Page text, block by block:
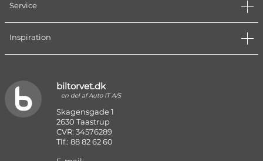
Service
Inspiration
biltorvet.dk
en del af Auto IT A/S
Skagensgade 1
2630 Taastrup
CVR: 34576289
Tlf.: 88 82 62 60